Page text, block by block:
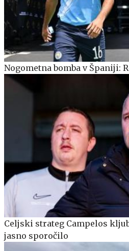
Nogometna bomba v Španiji:
Celjski strateg Campelos
jasno sporočilo